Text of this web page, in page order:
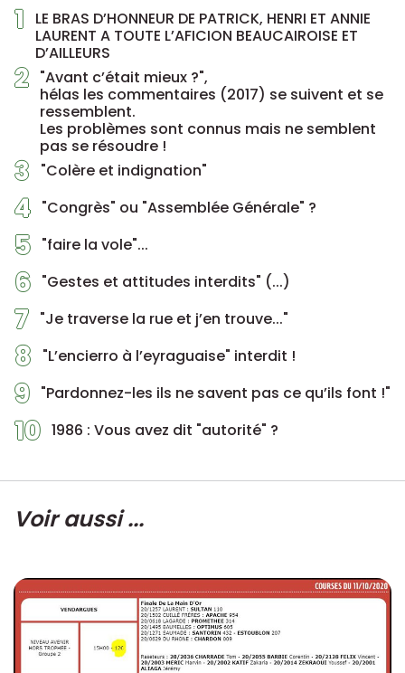
1
LE BRAS D’HONNEUR DE PATRICK, HENRI ET ANNIE
LAURENT A TOUTE L’AFICION BEAUCAIROISE ET
D’AILLEURS
2 "Avant c’était mieux ?",
hélas les commentaires (2017) se suivent et se
ressemblent.
Les problèmes sont connus mais ne semblent
pas se résoudre !
3 "Colère et indignation"
4 "Congrès" ou "Assemblée Générale" ?
5 "faire la vole"...
6 "Gestes et attitudes interdits" (...)
7 "Je traverse la rue et j’en trouve..."
8 "L’encierro à l’eyraguaise" interdit !
9 "Pardonnez-les ils ne savent pas ce qu’ils font !"
10 1986 : Vous avez dit "autorité" ?
Voir aussi ...